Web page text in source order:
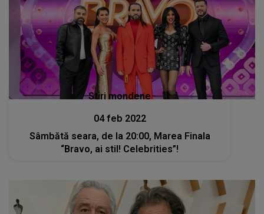
Stiri mondene
04 feb 2022
Sâmbătă seara, de la 20:00, Marea Finala
“Bravo, ai stil! Celebrities”!